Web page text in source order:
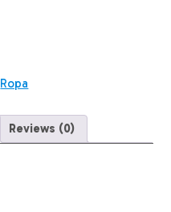
Ropa
Reviews (0)